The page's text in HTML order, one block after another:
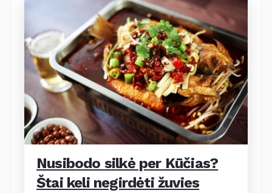
Nusibodo silkė per Kūčias?
Štai keli negirdėti žuvies